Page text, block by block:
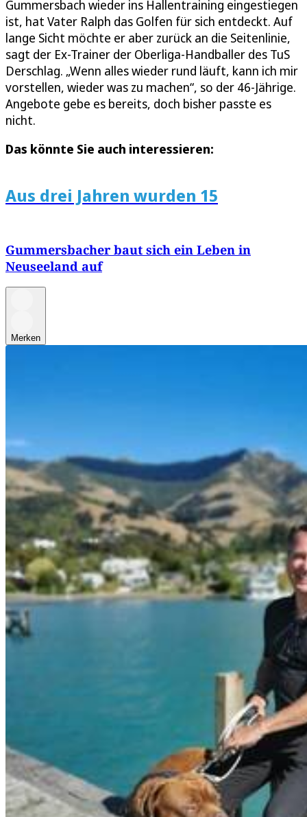
Gummersbach wieder ins Hallentraining eingestiegen
ist, hat Vater Ralph das Golfen für sich entdeckt. Auf
lange Sicht möchte er aber zurück an die Seitenlinie,
sagt der Ex-Trainer der Oberliga-Handballer des TuS
Derschlag. „Wenn alles wieder rund läuft, kann ich mir
vorstellen, wieder was zu machen“, so der 46-Jährige.
Angebote gebe es bereits, doch bisher passte es
nicht.
Das könnte Sie auch interessieren:
Aus drei Jahren wurden 15
Gummersbacher baut sich ein Leben in
Neuseeland auf
Merken